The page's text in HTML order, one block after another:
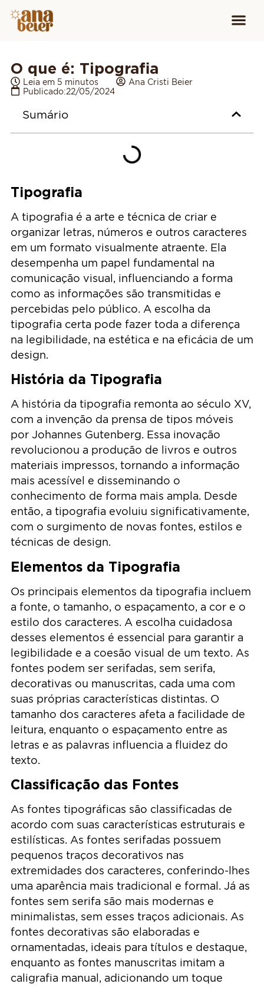
O que é: Tipografia
Leia em 5 minutos
Ana Cristi Beier
Publicado:22/05/2024
Sumário
Tipografia
A tipografia é a arte e técnica de criar e
organizar letras, números e outros caracteres
em um formato visualmente atraente. Ela
desempenha um papel fundamental na
comunicação visual, influenciando a forma
como as informações são transmitidas e
percebidas pelo público. A escolha da
tipografia certa pode fazer toda a diferença
na legibilidade, na estética e na eficácia de um
design.
História da Tipografia
A história da tipografia remonta ao século XV,
com a invenção da prensa de tipos móveis
por Johannes Gutenberg. Essa inovação
revolucionou a produção de livros e outros
materiais impressos, tornando a informação
mais acessível e disseminando o
conhecimento de forma mais ampla. Desde
então, a tipografia evoluiu significativamente,
com o surgimento de novas fontes, estilos e
técnicas de design.
Elementos da Tipografia
Os principais elementos da tipografia incluem
a fonte, o tamanho, o espaçamento, a cor e o
estilo dos caracteres. A escolha cuidadosa
desses elementos é essencial para garantir a
legibilidade e a coesão visual de um texto. As
fontes podem ser serifadas, sem serifa,
decorativas ou manuscritas, cada uma com
suas próprias características distintas. O
tamanho dos caracteres afeta a facilidade de
leitura, enquanto o espaçamento entre as
letras e as palavras influencia a fluidez do
texto.
Classificação das Fontes
As fontes tipográficas são classificadas de
acordo com suas características estruturais e
estilísticas. As fontes serifadas possuem
pequenos traços decorativos nas
extremidades dos caracteres, conferindo-lhes
uma aparência mais tradicional e formal. Já as
fontes sem serifa são mais modernas e
minimalistas, sem esses traços adicionais. As
fontes decorativas são elaboradas e
ornamentadas, ideais para títulos e destaque,
enquanto as fontes manuscritas imitam a
caligrafia manual, adicionando um toque